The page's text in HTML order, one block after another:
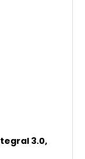
3.0,